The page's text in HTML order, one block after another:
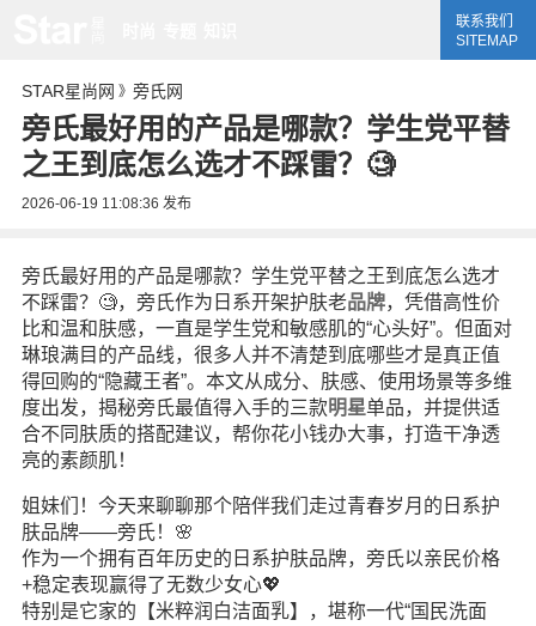
联系我们
SITEMAP
STAR星尚网 》 旁氏网
旁氏最好用的产品是哪款？学生党平替
之王到底怎么选才不踩雷？🧐
2026-06-19 11:08:36 发布
旁氏最好用的产品是哪款？学生党平替之王到底怎么选才
不踩雷？🧐，旁氏作为日系开架护肤老品牌，凭借高性价
比和温和肤感，一直是学生党和敏感肌的“心头好”。但面对
琳琅满目的产品线，很多人并不清楚到底哪些才是真正值
得回购的“隐藏王者”。本文从成分、肤感、使用场景等多维
度出发，揭秘旁氏最值得入手的三款明星单品，并提供适
合不同肤质的搭配建议，帮你花小钱办大事，打造干净透
亮的素颜肌！
姐妹们！今天来聊聊那个陪伴我们走过青春岁月的日系护
肤品牌——旁氏！🌸
作为一个拥有百年历史的日系护肤品牌，旁氏以亲民价格
+稳定表现赢得了无数少女心💖
特别是它家的【米粹润白洁面乳】，堪称一代“国民洗面